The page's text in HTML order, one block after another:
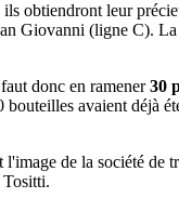
obtiendront leur
Giovanni (ligne C). La
donc en ramener30
avaient déjà
de la société de